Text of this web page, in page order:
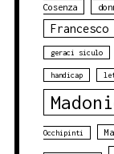
Cosenza
Francesco
geraci siculo
handicap
Occhipinti